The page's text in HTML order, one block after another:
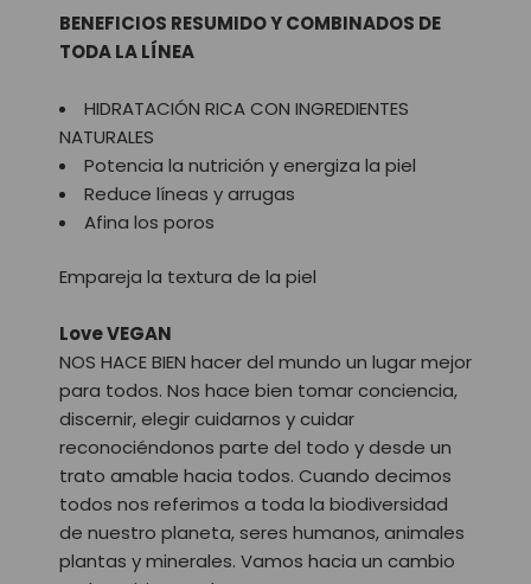
BENEFICIOS RESUMIDO Y COMBINADOS DE
TODA LA LÍNEA
HIDRATACIÓN RICA CON INGREDIENTES
NATURALES
Potencia la nutrición y energiza la piel
Reduce líneas y arrugas
Afina los poros
Empareja la textura de la piel
Love VEGAN
NOS HACE BIEN hacer del mundo un lugar mejor
para todos. Nos hace bien tomar conciencia,
discernir, elegir cuidarnos y cuidar
reconociéndonos parte del todo y desde un
trato amable hacia todos. Cuando decimos
todos nos referimos a toda la biodiversidad
de nuestro planeta, seres humanos, animales
plantas y minerales. Vamos hacia un cambio